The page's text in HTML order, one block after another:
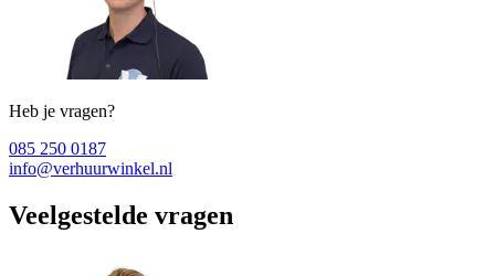
Heb je vragen?
085 250 0187
info@verhuurwinkel.nl
Veelgestelde vragen